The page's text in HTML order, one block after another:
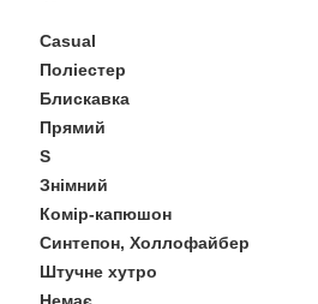
Casual
Поліестер
Блискавка
Прямий
S
Знімний
Комір-капюшон
Синтепон, Холлофайбер
Штучне хутро
Немає